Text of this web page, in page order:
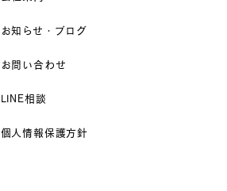
お知らせ・ブログ
お問い合わせ
LINE相談
個人情報保護方針